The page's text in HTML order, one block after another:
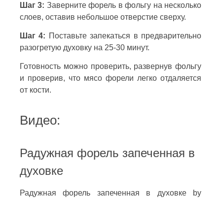
Шаг 3: Заверните форель в фольгу на несколько
слоев, оставив небольшое отверстие сверху.
Шаг 4: Поставьте запекаться в предварительно
разогретую духовку на 25-30 минут.
Готовность можно проверить, развернув фольгу
и проверив, что мясо форели легко отдаляется
от кости.
Видео:
Радужная форель запеченная в
духовке
Радужная форель запеченная в духовке by